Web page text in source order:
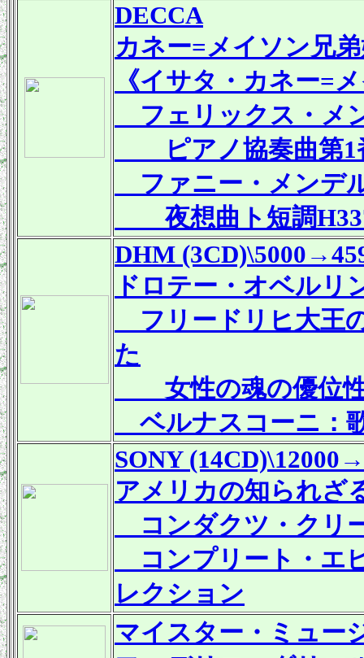
DECCA
カネー=メイソン兄
《イサタ・カネー=
フェリックス・メ
ピアノ協奏曲第1
ファニー・メンデ
夜想曲ト短調
DHM
ドロテー・オベルリ
フリードリヒ大王
た
女性の魂の優位性
ベルナスコーニ：
SONY
アメリカの知られざ
コンダクツ・クリ
コンプリート・エ
レクション
マイスター・ミュー